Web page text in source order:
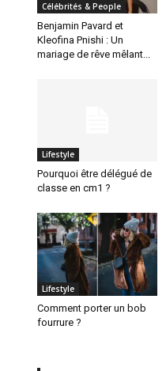
Célébrités & People
Benjamin Pavard et
Kleofina Pnishi : Un
mariage de rêve mêlant...
Lifestyle
Pourquoi être délégué de
classe en cm1 ?
Lifestyle
Comment porter un bob
fourrure ?